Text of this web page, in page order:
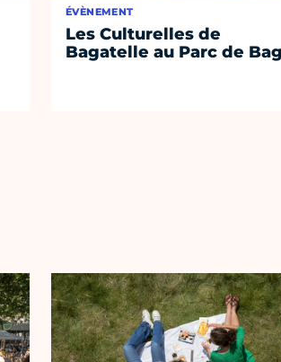
ÉVÈNEMENT
Les Culturelles de
Bagatelle au Parc de